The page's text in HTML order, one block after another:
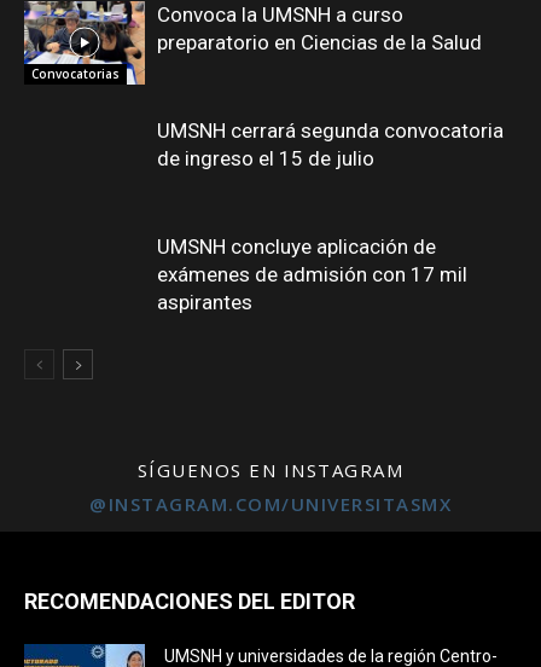
Convocatorias
Convoca la UMSNH a curso
preparatorio en Ciencias de la Salud
UMSNH cerrará segunda convocatoria
de ingreso el 15 de julio
Campus
UMSNH concluye aplicación de
exámenes de admisión con 17 mil
aspirantes
SÍGUENOS EN INSTAGRAM
@INSTAGRAM.COM/UNIVERSITASMX
RECOMENDACIONES DEL EDITOR
UMSNH y universidades de la región Centro-